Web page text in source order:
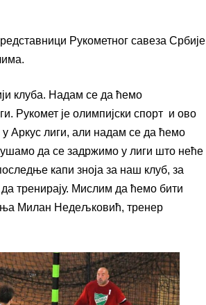
Рукометног савеза Србије
клуба. Надам се да ћемо
Рукомет је олимпијски спорт и ово
у Аркус лиги, али надам се да ћемо
да се задржимо у лиги што неће
капи зноја за наш клуб, за
да тренирају. Мислим да ћемо бити
Милан Недељковић, тренер